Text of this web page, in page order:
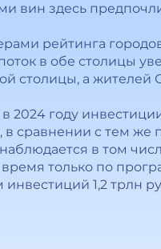
вин здесь
рейтинга
в обе столицы
столицы, а жителей
году
сравнении с тем же
в том
только по
1,2 трлн